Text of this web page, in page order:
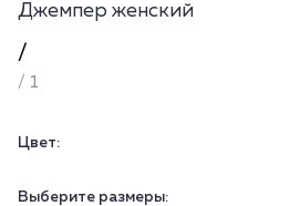
Джемпер женский
/
/ 1
Цвет:
Выберите размеры: